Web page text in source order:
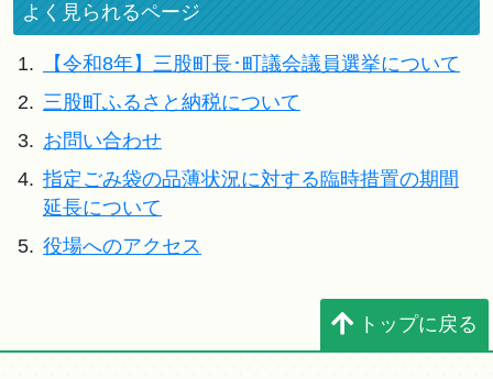
よく見られるページ
1.
【令和8年】三股町長･町議会議員選挙について
2. 三股町ふるさと納税について
3. お問い合わせ
4. 指定ごみ袋の品薄状況に対する臨時措置の期間
延長について
5. 役場へのアクセス
トップに戻る